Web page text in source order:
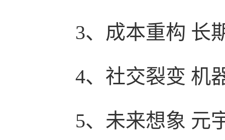
3、成本重构 长
4、社交裂变 机
5、未来想象 元